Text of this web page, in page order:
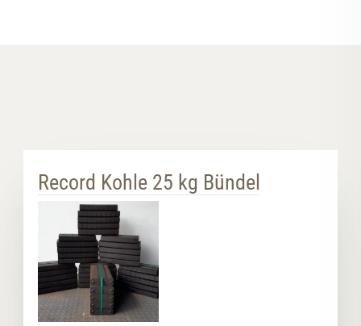
Record Kohle 25 kg Bündel